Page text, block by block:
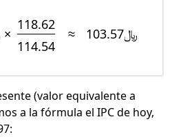
﷼ 100 ×
118.62
114.54
≈ ﷼103.57
(valor equivalente a
a la fórmula el IPC de hoy,